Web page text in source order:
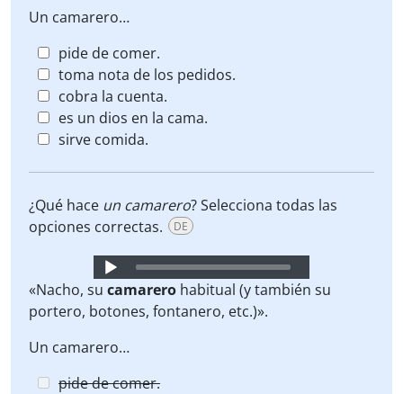
Un camarero…
pide de comer.
toma nota de los pedidos.
cobra la cuenta.
es un dios en la cama.
sirve comida.
¿Qué hace un camarero? Selecciona todas las
opciones correctas.
DE
Audio
Player
«Nacho, su camarero habitual (y también su
portero, botones, fontanero, etc.)».
Un camarero…
pide de comer.